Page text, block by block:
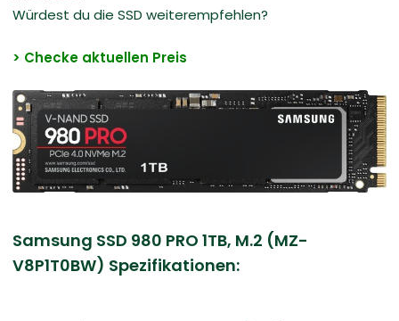
Würdest du die SSD weiterempfehlen?
> Checke aktuellen Preis
Samsung SSD 980 PRO 1TB, M.2 (MZ-
V8P1T0BW) Spezifikationen: